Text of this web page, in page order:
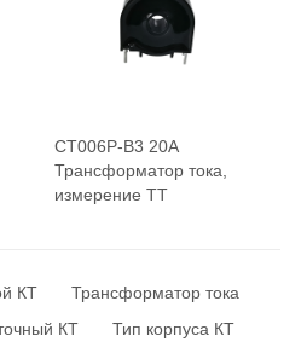
CT006P-B3 20A
Трансформатор тока,
измерение ТТ
КТ
Трансформатор тока
КТ
Тип корпуса КТ